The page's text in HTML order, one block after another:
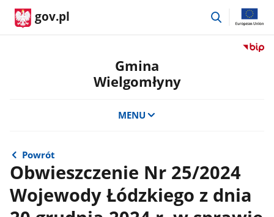
gov.pl
przejdź
Przejdź
Gmina
Wielgomłyny
MENU
Powrót
Obwieszczenie Nr 25/2024
Wojewody Łódzkiego z dnia